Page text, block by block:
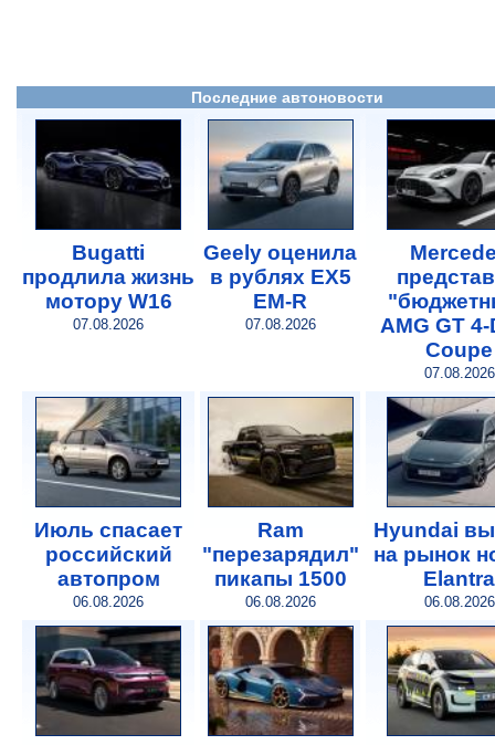
Последние автоновости
Bugatti
продлила жизнь
мотору W16
07.08.2026
Geely оценила
в рублях EX5
EM-R
07.08.2026
AMG GT
Coupe
07.08.2026
Июль спасает
российский
автопром
06.08.2026
Ram
"перезарядил"
пикапы 1500
06.08.2026
Hyundai
на рынок
Elantra
06.08.2026